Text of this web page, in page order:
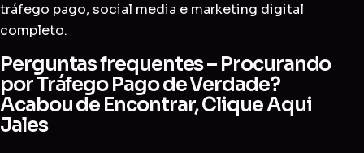
tráfego pago, social media e marketing digital
completo.
Perguntas frequentes – Procurando
por Tráfego Pago de Verdade?
Acabou de Encontrar, Clique Aqui
Jales